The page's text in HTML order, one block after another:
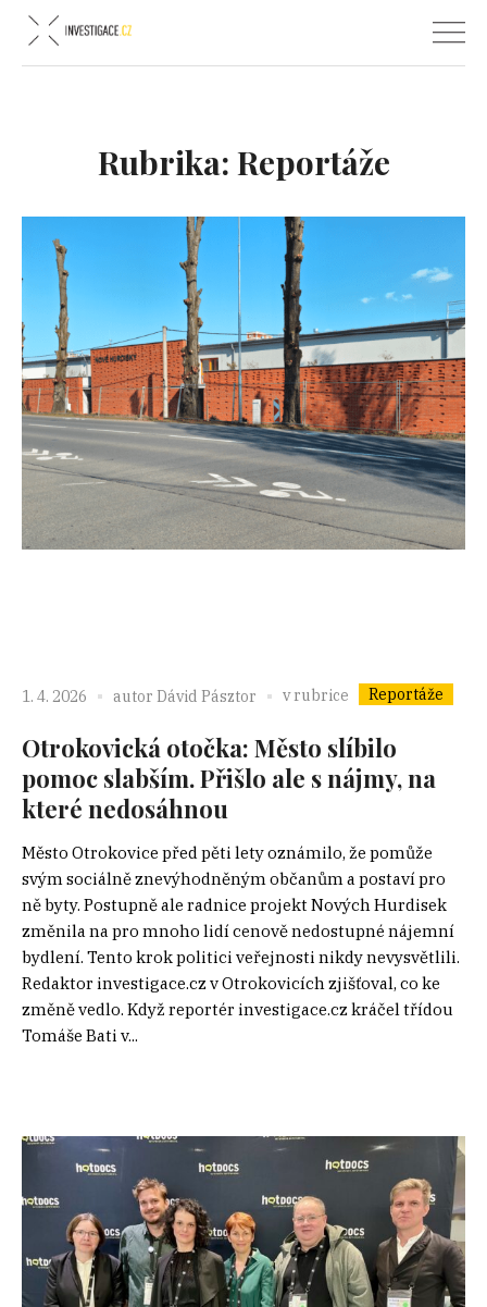
Rubrika: Reportáže
1. 4. 2026 autor Dávid Pásztor v rubrice Reportáže
Otrokovická otočka: Město slíbilo
pomoc slabším. Přišlo ale s nájmy, na
které nedosáhnou
Město Otrokovice před pěti lety oznámilo, že pomůže
svým sociálně znevýhodněným občanům a postaví pro
ně byty. Postupně ale radnice projekt Nových Hurdisek
změnila na pro mnoho lidí cenově nedostupné nájemní
bydlení. Tento krok politici veřejnosti nikdy nevysvětlili.
Redaktor investigace.cz v Otrokovicích zjišťoval, co ke
změně vedlo. Když reportér investigace.cz kráčel třídou
Tomáše Bati v...